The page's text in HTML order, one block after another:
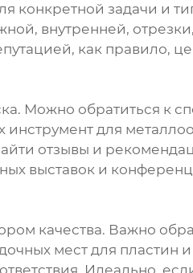
конкретной задачи и
внутренней,
как правило,
Можно обратиться к
для
отзывы и
выставок и
качества. Важно
мест для